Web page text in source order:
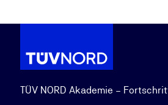
TÜV NORD Akademie –